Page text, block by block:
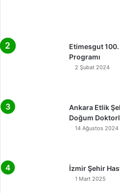
Etimesgut
Programı
2 Şubat 2024
Ankara Etlik
Doğum
14 Ağustos 2024
İzmir Şehir
1 Mart 2025